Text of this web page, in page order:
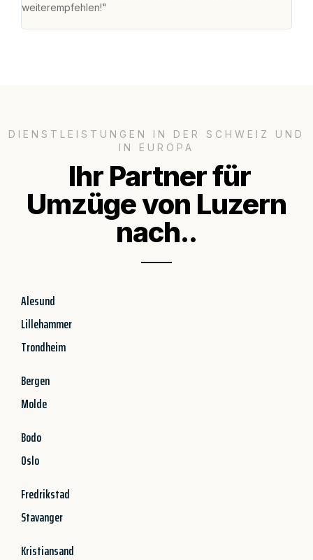
weiterempfehlen!"
DIENSTLEISTUNGEN IN DER SCHWEIZ UND
IN EUROPA
Ihr Partner für
Umzüge von Luzern
nach..
Alesund
Lillehammer
Trondheim
Bergen
Molde
Bodo
Oslo
Fredrikstad
Stavanger
Kristiansand